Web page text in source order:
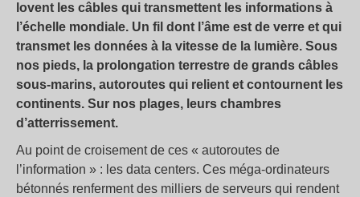
lovent les câbles qui transmettent les informations à
l’échelle mondiale. Un fil dont l’âme est de verre et qui
transmet les données à la vitesse de la lumière. Sous
nos pieds, la prolongation terrestre de grands câbles
sous-marins, autoroutes qui relient et contournent les
continents. Sur nos plages, leurs chambres
d’atterrissement.
Au point de croisement de ces « autoroutes de
l’information » : les data centers. Ces méga-ordinateurs
bétonnés renferment des milliers de serveurs qui rendent